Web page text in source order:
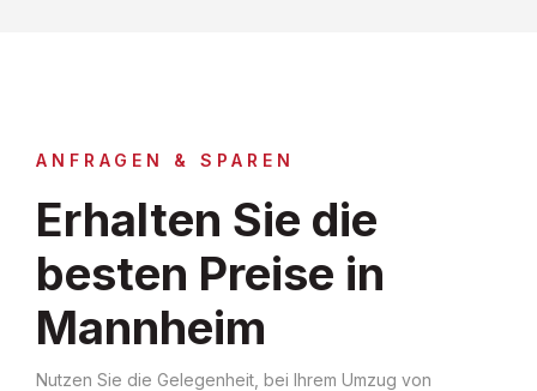
ANFRAGEN & SPAREN
Erhalten Sie die
besten Preise in
Mannheim
Nutzen Sie die Gelegenheit, bei Ihrem Umzug von